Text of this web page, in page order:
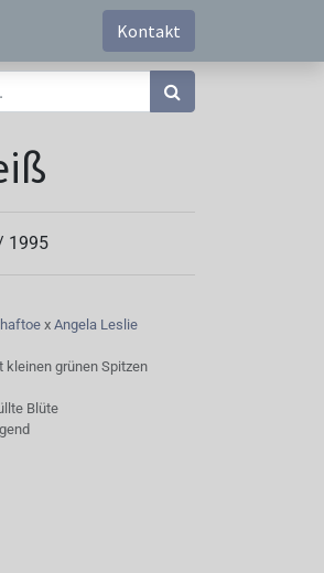
Kontakt
1995
x Angela Leslie
kleinen grünen Spitzen
Blüte